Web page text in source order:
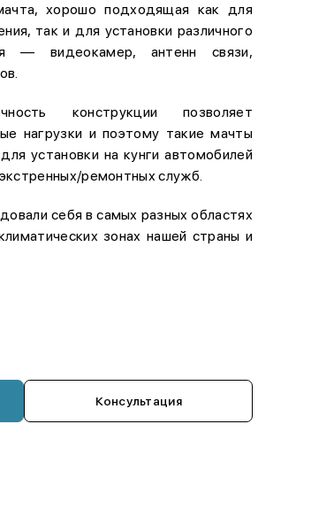
хорошо подходящая как для
так и для установки различного
— видеокамер, антенн связи,
конструкции позволяет
нагрузки и поэтому такие мачты
установки на кунги автомобилей
ремонтных служб.
себя в самых разных областях
зонах нашей страны и
ручной,
Консультация